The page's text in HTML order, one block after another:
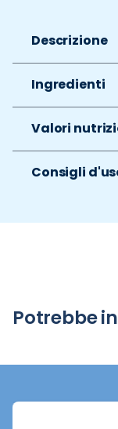
Descrizione
Ingredienti
Valori
Consigli
Potrebbe